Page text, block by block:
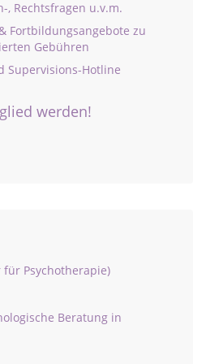
, Rechtsfragen u.v.m.
Fortbildungsangebote zu
Gebühren
Supervisions-Hotline
werden!
für Psychotherapie)
Beratung in